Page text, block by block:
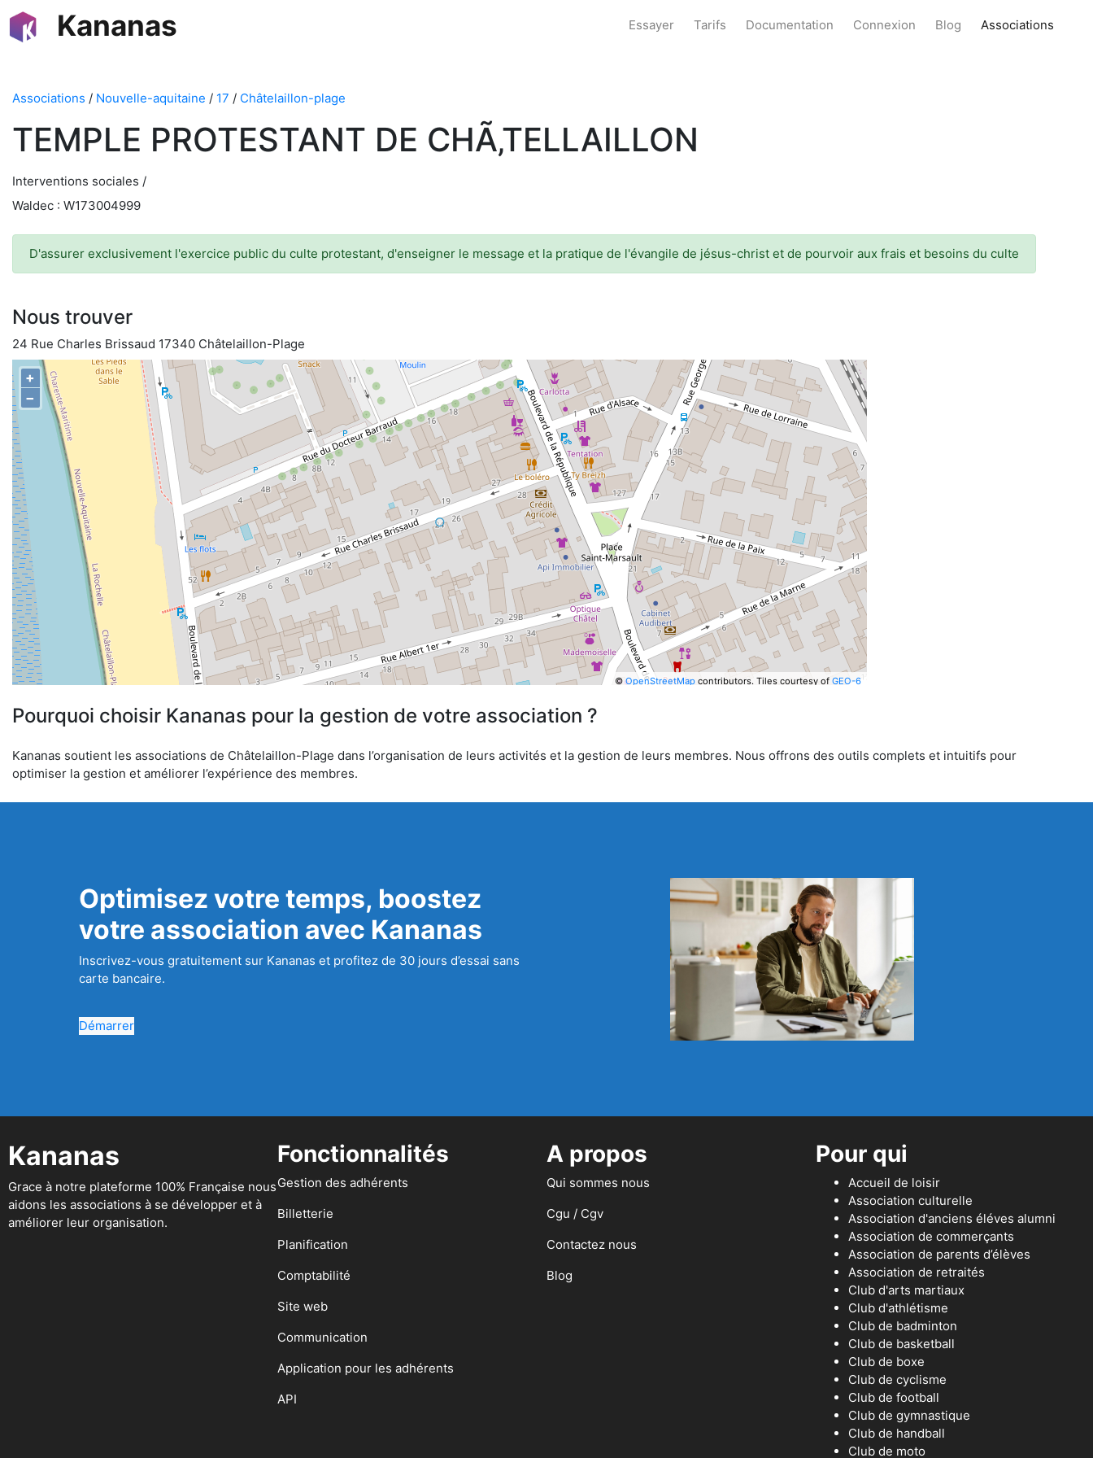
Kananas Essayer Tarifs Documentation Connexion Blog Associations
Associations / Nouvelle-aquitaine / 17 / Châtelaillon-plage
TEMPLE PROTESTANT DE CHÃ‚TELLAILLON
Interventions sociales /
Waldec : W173004999
D'assurer exclusivement l'exercice public du culte protestant, d'enseigner le message et la pratique de l'évangile de jésus-christ et de pourvoir aux frais et besoins du culte
Nous trouver
24 Rue Charles Brissaud 17340 Châtelaillon-Plage
+
−
©OpenStreetMapcontributors. Tiles courtesy of GEO-6
Pourquoi choisir Kananas pour la gestion de votre association ?
Kananas soutient les associations de Châtelaillon-Plage dans l’organisation de leurs activités et la gestion de leurs membres. Nous offrons des outils complets et intuitifs pour
optimiser la gestion et améliorer l’expérience des membres.
Optimisez votre temps, boostez
votre association avec Kananas
Inscrivez-vous gratuitement sur Kananas et profitez de 30 jours d’essai sans
carte bancaire.
Démarrer
Kananas
Grace à notre plateforme 100% Française nous
aidons les associations à se développer et à
améliorer leur organisation.
Fonctionnalités
Gestion des adhérents
Billetterie
Planification
Comptabilité
Site web
Communication
Application pour les adhérents
API
A propos
Qui sommes nous
Cgu / Cgv
Contactez nous
Blog
Pour qui
Accueil de loisir
Association culturelle
Association d'anciens éléves alumni
Association de commerçants
Association de parents d’élèves
Association de retraités
Club d'arts martiaux
Club d'athlétisme
Club de badminton
Club de basketball
Club de boxe
Club de cyclisme
Club de football
Club de gymnastique
Club de handball
Club de moto